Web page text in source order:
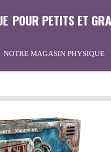
POUR PETITS ET
NOTRE MAGASIN PHYSIQUE